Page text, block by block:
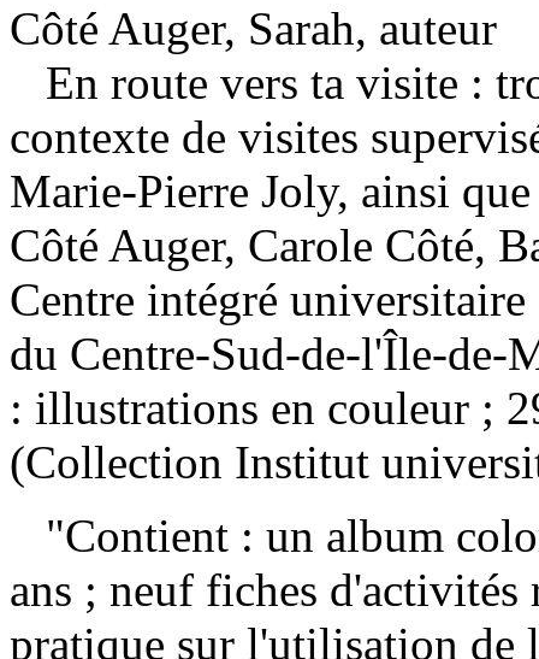
Côté Auger, Sarah, auteur
En route vers ta visite :
contexte de visites
Marie-Pierre Joly, ainsi
Côté Auger, Carole Côté,
Centre intégré universitaire
du Centre-Sud-de-l'Île-
: illustrations en couleur ;
(Collection Institut
"Contient : un album
ans ; neuf fiches
pratique sur l'utilisation de